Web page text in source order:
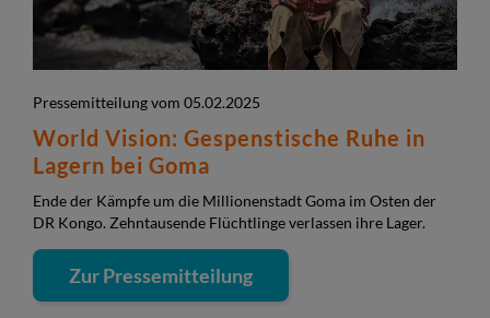
Pressemitteilung vom 05.02.2025
World Vision: Gespenstische Ruhe in
Lagern bei Goma
Ende der Kämpfe um die Millionenstadt Goma im Osten der
DR Kongo. Zehntausende Flüchtlinge verlassen ihre Lager.
Zur Pressemitteilung